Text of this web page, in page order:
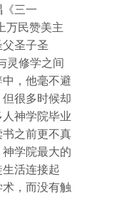
三一
万民赞美主
圣子圣
灵修学之间
，他毫不避
很多时候却
神学院毕业
之前更不真
学院最大的
活连接起
，而没有触